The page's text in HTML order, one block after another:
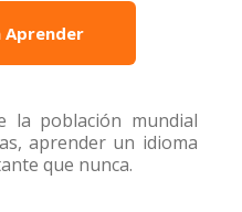
Aprender
la población mundial
aprender un idioma
que nunca.